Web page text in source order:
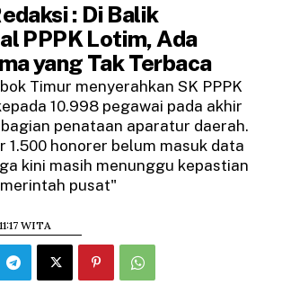
: Di Balik
PPPK Lotim, Ada
yang Tak Terbaca
Timur menyerahkan SK PPPK
10.998 pegawai pada akhir
penataan aparatur daerah.
1.500 honorer belum masuk data
kini masih menunggu kepastian
pusat"
WITA